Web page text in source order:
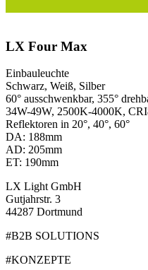
LX Four Max
Einbauleuchte
Schwarz, Weiß, Silber
60° ausschwenkbar, 355°
34W-49W, 2500K-4000K,
Reflektoren in 20°, 40°, 60°
DA: 188mm
AD: 205mm
ET: 190mm
LX Light GmbH
Gutjahrstr. 3
44287 Dortmund
#B2B SOLUTIONS
#KONZEPTE